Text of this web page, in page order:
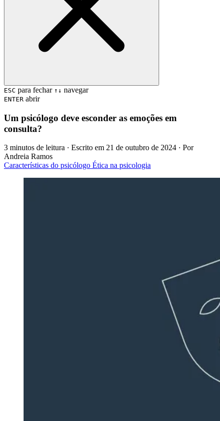
ESC para fechar ↑↓ navegar
ENTER abrir
Um psicólogo deve esconder as emoções em
consulta?
3 minutos de leitura · Escrito em 21 de outubro de 2024 · Por
Andreia Ramos
Características do psicólogo Ética na psicologia